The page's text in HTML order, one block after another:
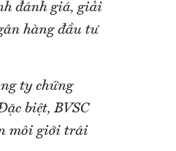
đánh giá, giải
hàng đầu tư
ty chứng
biệt, BVSC
môi giới trái